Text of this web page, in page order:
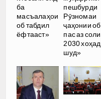
ба
масъалаҳои
об табдил
ёфтааст»
пешбурди
Рӯзномаи
ҷаҳонии об
пас аз соли
2030 хоҳад
шуд»